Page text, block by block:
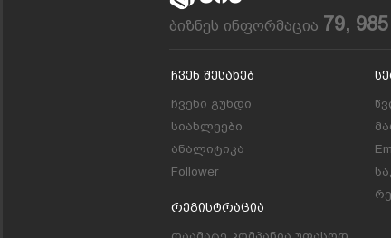
ბიზნეს ინფორმაცია 79, 985
Ჩვენ Შესახებ
ჩვენი გუნდი
სიახლეები
ანალიტიკა
Follower
Რეგისტრაცია